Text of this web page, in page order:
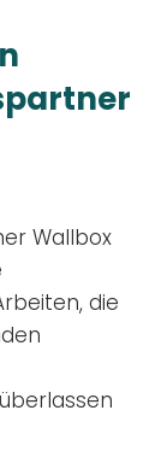
artner
Wallbox
die